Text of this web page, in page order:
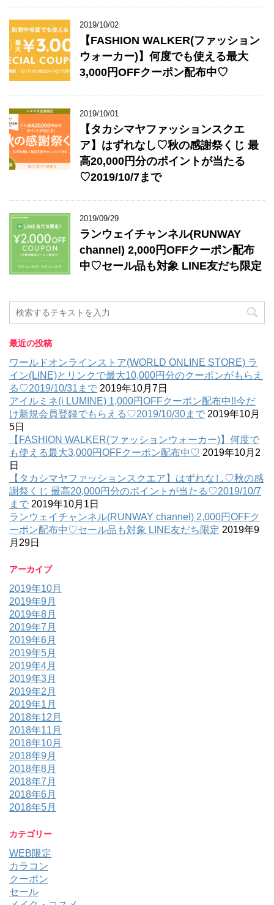
2019/10/02
【FASHION WALKER(ファッション
ウォーカー)】何度でも使える最大
3,000円OFFクーポン配布中♡
2019/10/01
【タカシマヤファッションスクエ
ア】はずれなし♡秋の感謝祭くじ 最
高20,000円分のポイントが当たる
♡2019/10/7まで
2019/09/29
ランウェイチャンネル(RUNWAY
channel) 2,000円OFFクーポン配布
中♡セール品も対象 LINE友だち限定
最近の投稿
ワールドオンラインストア(WORLD ONLINE STORE) ラ
イン(LINE)とリンクで最大10,000円分のクーポンがもらえ
る♡2019/10/31まで 2019年10月7日
アイルミネ(i LUMINE) 1,000円OFFクーポン配布中!!今だ
け新規会員登録でもらえる♡2019/10/30まで 2019年10月
5日
【FASHION WALKER(ファッションウォーカー)】何度で
も使える最大3,000円OFFクーポン配布中♡ 2019年10月2
日
【タカシマヤファッションスクエア】はずれなし♡秋の感
謝祭くじ 最高20,000円分のポイントが当たる♡2019/10/7
まで 2019年10月1日
ランウェイチャンネル(RUNWAY channel) 2,000円OFFク
ーポン配布中♡セール品も対象 LINE友だち限定 2019年9
月29日
アーカイブ
2019年10月
2019年9月
2019年8月
2019年7月
2019年6月
2019年5月
2019年4月
2019年3月
2019年2月
2019年1月
2018年12月
2018年11月
2018年10月
2018年9月
2018年8月
2018年7月
2018年6月
2018年5月
カテゴリー
WEB限定
カラコン
クーポン
セール